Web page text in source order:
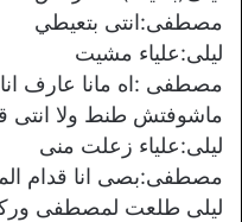
مصطفى:انتى بتعيطي
ليلى:علياء مشيت
مصطفى :اه مانا عارف
ماشوفتش طنط ولا انتى
ليلى:علياء زعلت منى
مصطفى:بصى انا قدام
ليلى طلعت لمصطفى